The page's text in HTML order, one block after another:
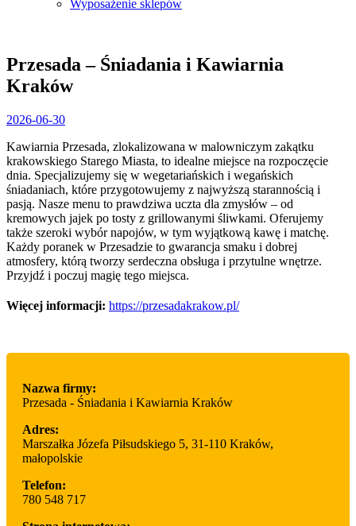
Wyposażenie sklepów
Przesada – Śniadania i Kawiarnia
Kraków
2026-06-302026-
30
Kawiarnia Przesada, zlokalizowana w malowniczym zakątku
krakowskiego Starego Miasta, to idealne miejsce na rozpoczęcie
dnia. Specjalizujemy się w wegetariańskich i wegańskich
śniadaniach, które przygotowujemy z najwyższą starannością i
pasją. Nasze menu to prawdziwa uczta dla zmysłów – od
kremowych jajek po tosty z grillowanymi śliwkami. Oferujemy
także szeroki wybór napojów, w tym wyjątkową kawę i matchę.
Każdy poranek w Przesadzie to gwarancja smaku i dobrej
atmosfery, którą tworzy serdeczna obsługa i przytulne wnętrze.
Przyjdź i poczuj magię tego miejsca.
Więcej informacji: https://przesadakrakow.pl/
Nazwa firmy:
Przesada - Śniadania i Kawiarnia Kraków
Adres:
Marszałka Józefa Piłsudskiego 5, 31-110 Kraków,
małopolskie
Telefon:
780 548 717